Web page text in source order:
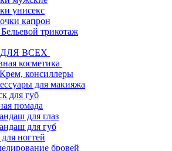
унисекс
капрон
трикотаж
ВСЕХ
косметика
консиллеры
для макияжа
для губ
помада
для глаз
для губ
ногтей
бровей